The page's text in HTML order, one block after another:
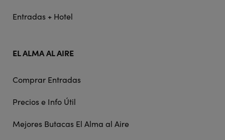
Entradas + Hotel
EL ALMA AL AIRE
Comprar Entradas
Precios e Info Útil
Mejores Butacas El Alma al Aire